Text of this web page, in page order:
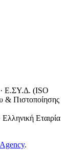
Ε.ΣΥ.Δ. (ISO
& Πιστοποίησης
Εταιρία
.